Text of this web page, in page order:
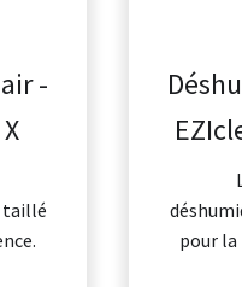
-
taillé
pour